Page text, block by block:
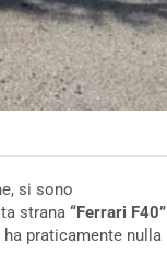
si sono
strana “Ferrari F40”
praticamente nulla